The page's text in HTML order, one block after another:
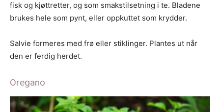
fisk og kjøttretter, og som smakstilsetning i te. Bladene
brukes hele som pynt, eller oppkuttet som krydder.
Salvie formeres med frø eller stiklinger. Plantes ut når
den er ferdig herdet.
Oregano